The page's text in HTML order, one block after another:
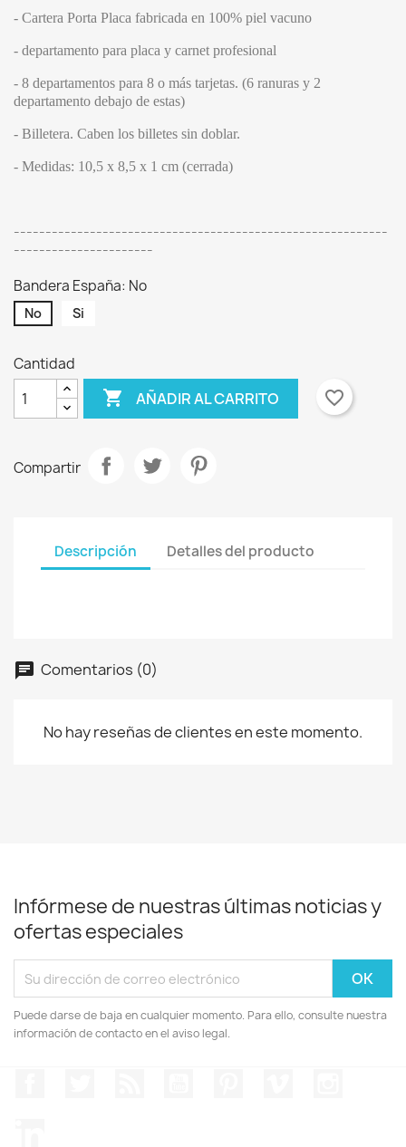
- Cartera Porta Placa fabricada en 100% piel vacuno
- departamento para placa y carnet profesional
- 8 departamentos para 8 o más tarjetas. (6 ranuras y 2
departamento debajo de estas)
- Billetera. Caben los billetes sin doblar.
- Medidas: 10,5 x 8,5 x 1 cm (cerrada)
-----------------------------------------------------------
----------------------
Bandera España: No
No Si
Cantidad
 AÑADIR AL CARRITO favorite_border
Compartir
Descripción Detalles del producto
Comentarios (0)
No hay reseñas de clientes en este momento.
Infórmese de nuestras últimas noticias y
ofertas especiales
Puede darse de baja en cualquier momento. Para ello, consulte nuestra
información de contacto en el aviso legal.